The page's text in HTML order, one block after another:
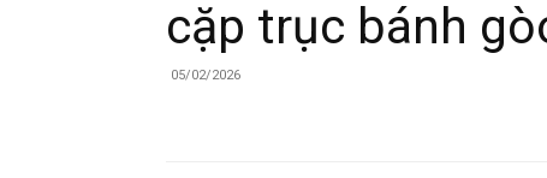
cặp trục bánh
05/02/2026